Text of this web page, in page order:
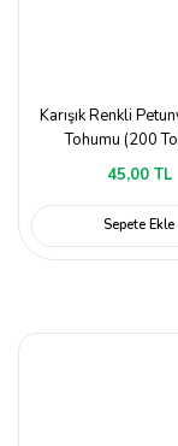
Karışık Renkli
Tohumu (200
45,00 TL
Sepete Ekle